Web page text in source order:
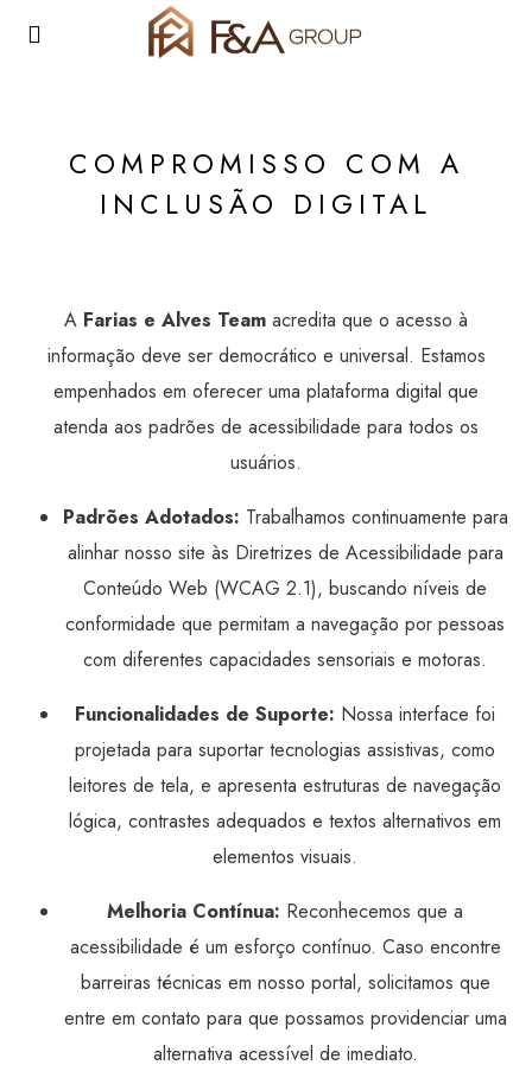
COMPROMISSO COM A
INCLUSÃO DIGITAL
A Farias e Alves Team acredita que o acesso à
informação deve ser democrático e universal. Estamos
empenhados em oferecer uma plataforma digital que
atenda aos padrões de acessibilidade para todos os
usuários.
Padrões Adotados: Trabalhamos continuamente para
alinhar nosso site às Diretrizes de Acessibilidade para
Conteúdo Web (WCAG 2.1), buscando níveis de
conformidade que permitam a navegação por pessoas
com diferentes capacidades sensoriais e motoras.
Funcionalidades de Suporte: Nossa interface foi
projetada para suportar tecnologias assistivas, como
leitores de tela, e apresenta estruturas de navegação
lógica, contrastes adequados e textos alternativos em
elementos visuais.
Melhoria Contínua: Reconhecemos que a
acessibilidade é um esforço contínuo. Caso encontre
barreiras técnicas em nosso portal, solicitamos que
entre em contato para que possamos providenciar uma
alternativa acessível de imediato.